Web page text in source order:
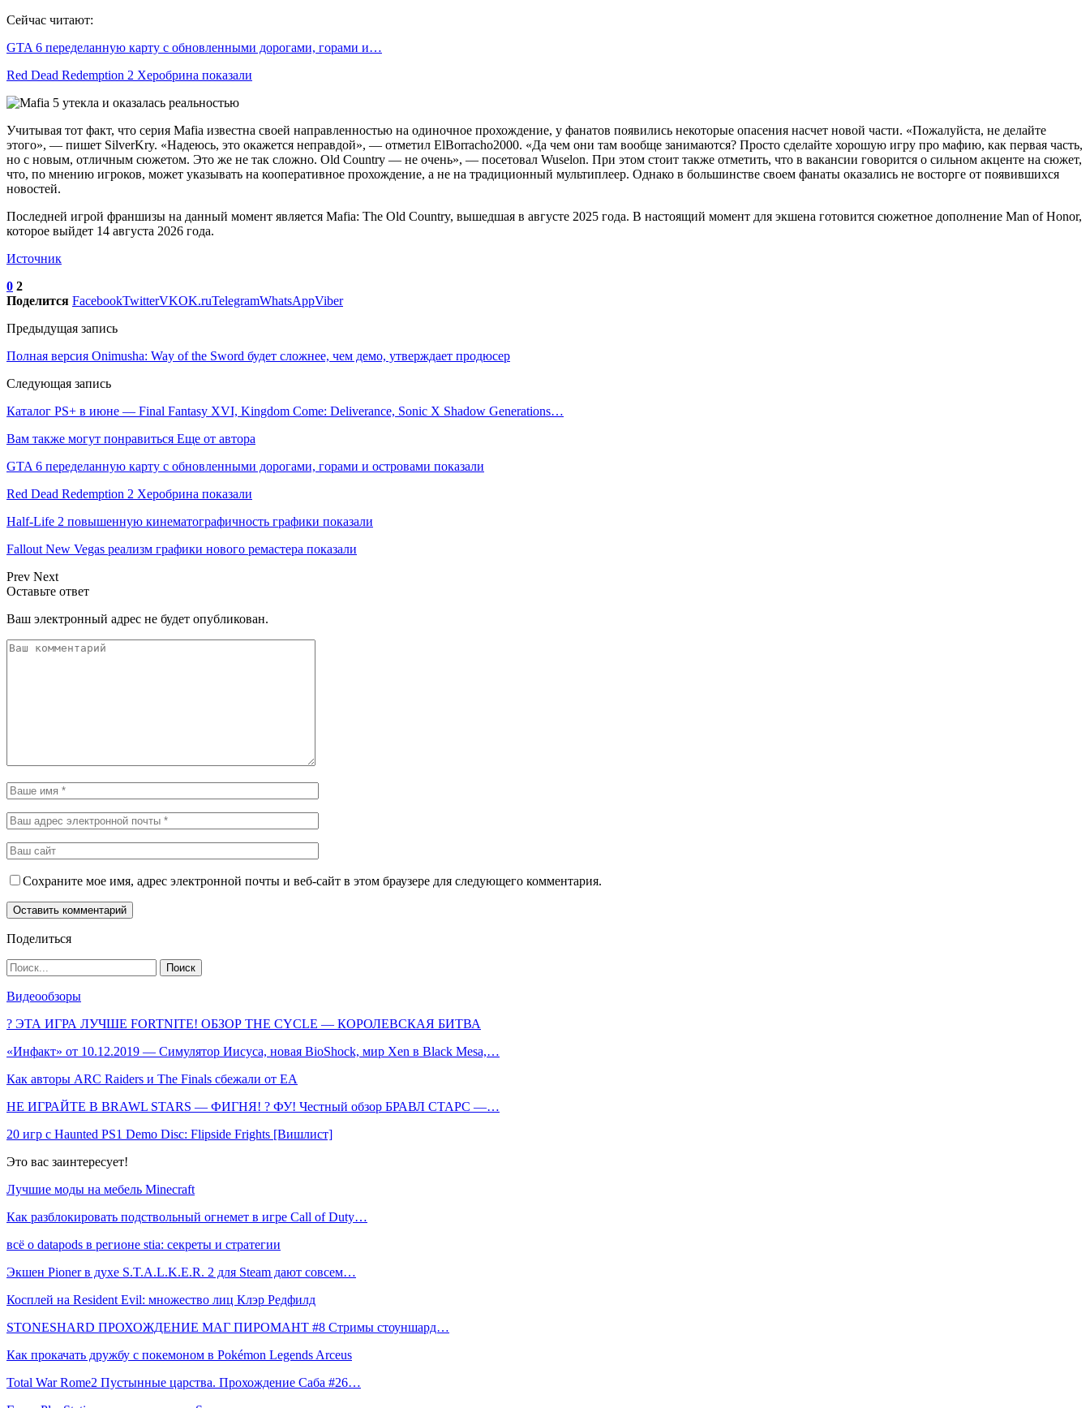
Сейчас читают:
GTA 6 переделанную карту с обновленными дорогами, горами и…
Red Dead Redemption 2 Херобрина показали
Учитывая тот факт, что серия Mafia известна своей направленностью на одиночное прохождение, у фанатов появились некоторые опасения насчет новой части. «Пожалуйста, не делайте
этого», — пишет SilverKry. «Надеюсь, это окажется неправдой», — отметил ElBorracho2000. «Да чем они там вообще занимаются? Просто сделайте хорошую игру про мафию, как первая часть,
но с новым, отличным сюжетом. Это же не так сложно. Old Country — не очень», — посетовал Wuselon. При этом стоит также отметить, что в вакансии говорится о сильном акценте на сюжет,
что, по мнению игроков, может указывать на кооперативное прохождение, а не на традиционный мультиплеер. Однако в большинстве своем фанаты оказались не восторге от появившихся
новостей.
Последней игрой франшизы на данный момент является Mafia: The Old Country, вышедшая в августе 2025 года. В настоящий момент для экшена готовится сюжетное дополнение Man of Honor,
которое выйдет 14 августа 2026 года.
Источник
0 2
Поделится FacebookTwitterVKOK.ruTelegramWhatsAppViber
Предыдущая запись
Полная версия Onimusha: Way of the Sword будет сложнее, чем демо, утверждает продюсер
Следующая запись
Каталог PS+ в июне — Final Fantasy XVI, Kingdom Come: Deliverance, Sonic X Shadow Generations…
Вам также могут понравиться Еще от автора
GTA 6 переделанную карту с обновленными дорогами, горами и островами показали
Red Dead Redemption 2 Херобрина показали
Half-Life 2 повышенную кинематографичность графики показали
Fallout New Vegas реализм графики нового ремастера показали
Prev Next
Оставьте ответ
Ваш электронный адрес не будет опубликован.
Сохраните мое имя, адрес электронной почты и веб-сайт в этом браузере для следующего комментария.
Поделиться
Видеообзоры
? ЭТА ИГРА ЛУЧШЕ FORTNITE! ОБЗОР THE CYCLE — КОРОЛЕВСКАЯ БИТВА
«Инфакт» от 10.12.2019 — Симулятор Иисуса, новая BioShock, мир Xen в Black Mesa,…
Как авторы ARC Raiders и The Finals сбежали от EA
НЕ ИГРАЙТЕ В BRAWL STARS — ФИГНЯ! ? ФУ! Честный обзор БРАВЛ СТАРС —…
20 игр с Haunted PS1 Demo Disc: Flipside Frights [Вишлист]
Это вас заинтересует!
Лучшие моды на мебель Minecraft
Как разблокировать подствольный огнемет в игре Call of Duty…
всё о datapods в регионе stia: секреты и стратегии
Экшен Pioner в духе S.T.A.L.K.E.R. 2 для Steam дают совсем…
Косплей на Resident Evil: множество лиц Клэр Редфилд
STONESHARD ПРОХОЖДЕНИЕ МАГ ПИРОМАНТ #8 Стримы стоуншард…
Как прокачать дружбу с покемоном в Pokémon Legends Arceus
Total War Rome2 Пустынные царства. Прохождение Саба #26…